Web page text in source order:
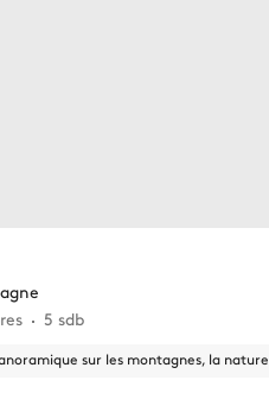
5 sdb
sur les montagnes, la nature